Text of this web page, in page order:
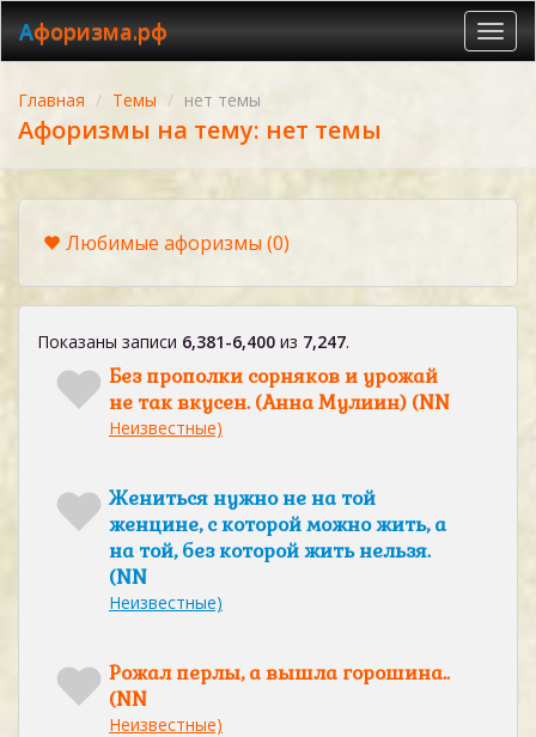
Афоризма.рф
Главная Темы нет темы
Афоризмы на тему: нет темы
Любимые афоризмы(0)
Показаны записи 6,381-6,400 из 7,247.
Без прополки сорняков и урожай
не так вкусен. (Анна Мулиин) (NN
Неизвестные)
Жениться нужно не на той
женцине, с которой можно жить, а
на той, без которой жить нельзя.
(NN
Неизвестные)
Рожал перлы, а вышла горошина..
(NN
Неизвестные)